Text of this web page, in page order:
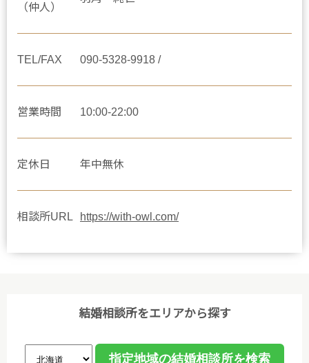
（仲人）
TEL/FAX 090-5328-9918 /
営業時間 10:00-22:00
定休日 年中無休
相談所URL https://with-owl.com/
結婚相談所をエリアから探す